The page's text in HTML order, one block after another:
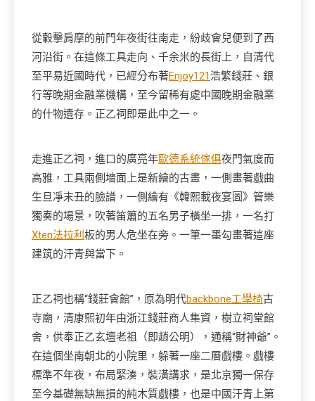
從轂擊肩摩的前門年夜街往南走，紛歧會兒便到了西
河沿街。在這條工具走向、千余米的長街上，自清代
至平易近國時代，已經分布著Enjoy121浩繁錢莊、銀
行等晚期金融業機構，至今留稀有處中國晚期金融業
的什物遺存。正乙祠即是此中之一。
走進正乙祠，進口的廣亮年歐德系統傢俱夜門氣度而
高雅，工具兩側墻面上是新繪的古畫，一側畫著戲曲
生旦凈末丑的臉譜，一側繪有《韓熙載夜宴圖》管樂
獨奏的場景，吹著笛簫的五名男子橫坐一排，一名打
Xten法拉利 板的男人危坐在旁。一筆一墨勾畫著這座
建筑的汗青與當下。
正乙祠也稱“錢莊會館”，原為明代backbone工學椅古
寺廟，清康熙初年由浙江錢莊商人集資，樹立祠堂館
舍，供奉正乙玄壇老祖（即趙公明），通稱“財神爺”。
在這個坐南朝北的小院里，躲著一座二層戲樓。戲樓
標準不年夜，布局緊湊，裝潢講求，是北京獨一保存
至今基礎無缺無損的純木質戲樓，也是中國汗青上第